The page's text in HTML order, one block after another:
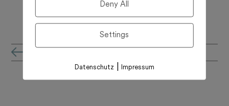
Deny All
Settings
Datenschutz Impressum